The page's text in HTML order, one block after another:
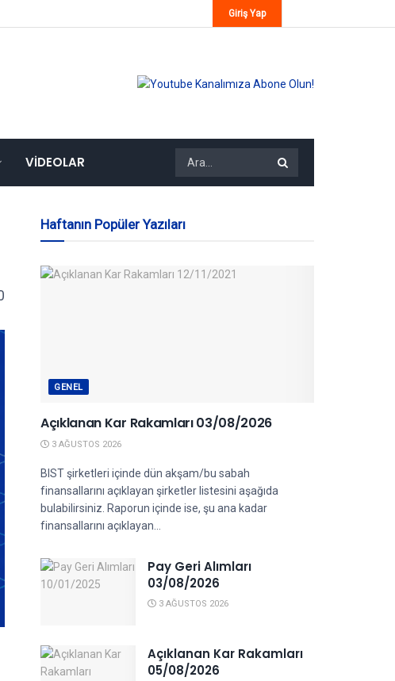
Giriş Yap
VIDEOLAR
Haftanın Popüler Yazıları
GENEL
Açıklanan Kar Rakamları 03/08/2026
3 AĞUSTOS 2026
BIST şirketleri içinde dün akşam/bu sabah
finansallarını açıklayan şirketler listesini aşağıda
bulabilirsiniz. Raporun içinde ise, şu ana kadar
finansallarını açıklayan...
Pay Geri Alımları
03/08/2026
3 AĞUSTOS 2026
Açıklanan Kar Rakamları
05/08/2026